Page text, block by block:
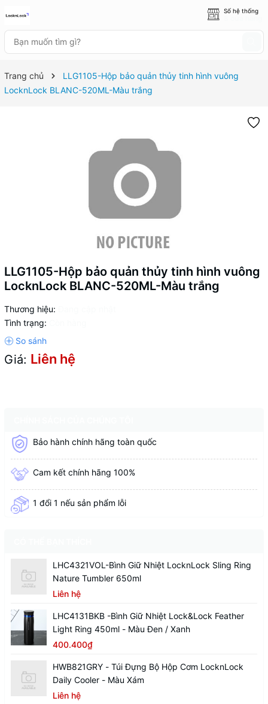
Số hệ thống
Trang chủ
LLG1105-Hộp bảo quản thủy tinh hình vuông
LocknLock BLANC-520ML-Màu trắng
LLG1105-Hộp bảo quản thủy tinh hình vuông
LocknLock BLANC-520ML-Màu trắng
Thương hiệu:
Tình trạng:
Giá: Liên hệ
Bảo hành chính hãng toàn quốc
Cam kết chính hãng 100%
1 đổi 1 nếu sản phẩm lỗi
LHC4321VOL-Bình Giữ Nhiệt LocknLock Sling Ring
Nature Tumbler 650ml
Liên hệ
LHC4131BKB -Bình Giữ Nhiệt Lock&Lock Feather
Light Ring 450ml - Màu Đen / Xanh
400.400₫
HWB821GRY - Túi Đựng Bộ Hộp Cơm LocknLock
Daily Cooler - Màu Xám
Liên hệ